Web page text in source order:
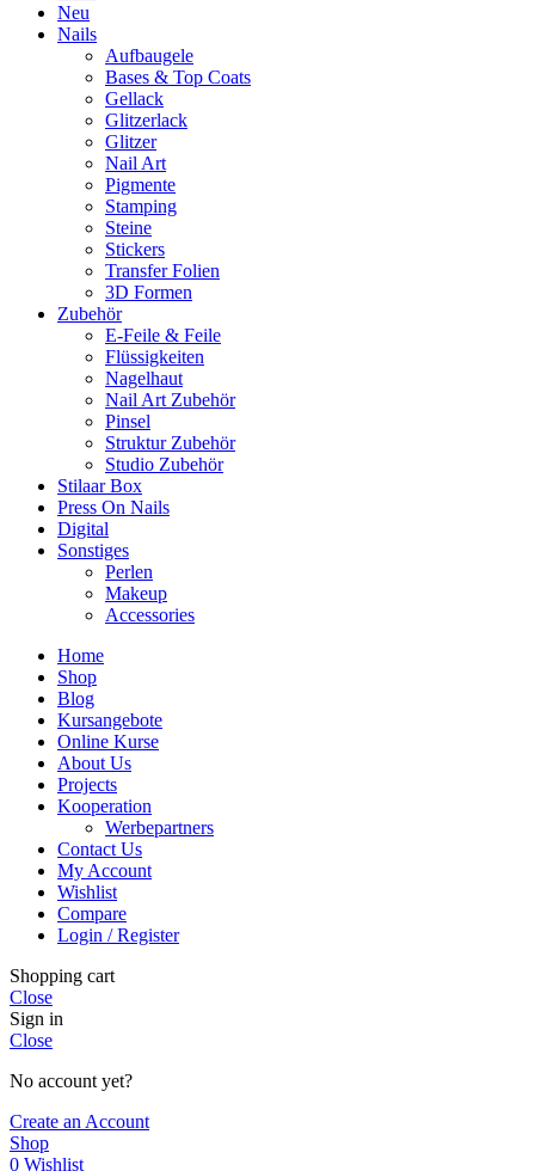
Neu
Nails
Aufbaugele
Bases & Top Coats
Gellack
Glitzerlack
Glitzer
Nail Art
Pigmente
Stamping
Steine
Stickers
Transfer Folien
3D Formen
Zubehör
E-Feile & Feile
Flüssigkeiten
Nagelhaut
Nail Art Zubehör
Pinsel
Struktur Zubehör
Studio Zubehör
Stilaar Box
Press On Nails
Digital
Sonstiges
Perlen
Makeup
Accessories
Home
Shop
Blog
Kursangebote
Online Kurse
About Us
Projects
Kooperation
Werbepartners
Contact Us
My Account
Wishlist
Compare
Login / Register
Shopping cart
Close
Sign in
Close
No account yet?
Create an Account
Shop
0 Wishlist